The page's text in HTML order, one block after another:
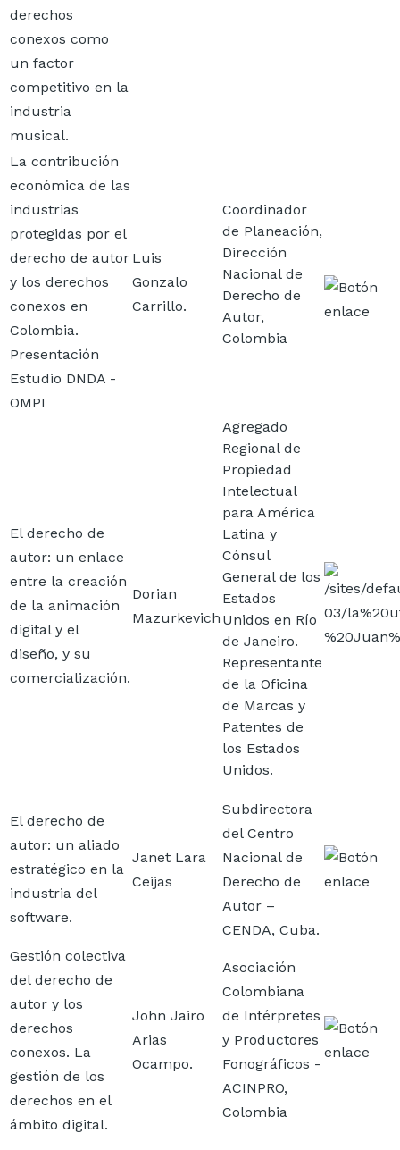
derechos
conexos como
un factor
competitivo en la
industria
musical.
La contribución
económica de las
industrias
protegidas por el
derecho de autor
y los derechos
conexos en
Colombia.
Presentación
Estudio DNDA -
OMPI
Luis
Gonzalo
Carrillo.
Coordinador
de Planeación,
Dirección
Nacional de
Derecho de
Autor,
Colombia
Imagen
El derecho de
autor: un enlace
entre la creación
de la animación
digital y el
diseño, y su
comercialización.
Dorian
Mazurkevich
Agregado
Regional de
Propiedad
Intelectual
para América
Latina y
Cónsul
General de los
Estados
Unidos en Río
de Janeiro.
Representante
de la Oficina
de Marcas y
Patentes de
los Estados
Unidos.
Imagen
El derecho de
autor: un aliado
estratégico en la
industria del
software.
Janet Lara
Ceijas
Subdirectora
del Centro
Nacional de
Derecho de
Autor –
CENDA, Cuba.
Imagen
Gestión colectiva
del derecho de
autor y los
derechos
conexos. La
gestión de los
derechos en el
ámbito digital.
John Jairo
Arias
Ocampo.
Asociación
Colombiana
de Intérpretes
y Productores
Fonográficos -
ACINPRO,
Colombia
Imagen